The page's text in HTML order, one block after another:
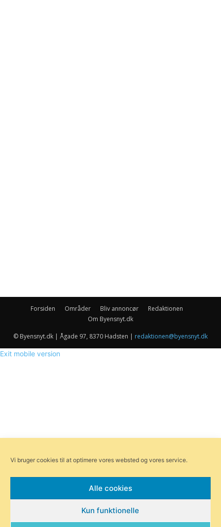
Forsiden Områder Bliv annoncør
Redaktionen
Om Byensnyt.dk
© Byensnyt.dk | Ågade 97, 8370 Hadsten | redaktionen@byensnyt.dk
Vi bruger cookies til at optimere vores websted og vores service.
Alle cookies
Kun funktionelle
Exit mobile version